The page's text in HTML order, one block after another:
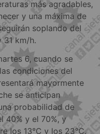
más agradables,
y una máxima de
soplando del
31 km/h.
6, cuando se
condiciones del
mayormente
se anticipan
probabilidad de
40% y el 70%, y
los 13°C y los 23°C.